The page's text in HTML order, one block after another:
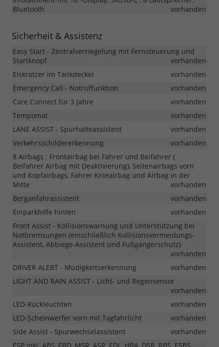
Bluetooth
vorhanden
Sicherheit & Assistenz
Easy Start - Zentralverriegelung mit Fernsteuerung und
Startknopf
vorhanden
Eiskratzer im Tankdeckel
vorhanden
Emergency Call - Notruffunktion
vorhanden
Care Connect für 3 Jahre
vorhanden
Tempomat
vorhanden
LANE ASSIST - Spurhalteassistent
vorhanden
Verkehrsschildererkennung
vorhanden
8 Airbags : Frontairbag bei Fahrer und Beifahrer (
Beifahrer Airbag mit Deaktivierung), Seitenairbags vorn
und Kopfairbags, Fahrer Knieairbag und Airbag in der
Mitte
vorhanden
Berganfahrassistent
vorhanden
Einparkhilfe hinten
vorhanden
Front Assist - Kollisionswarnung und Unterstützung bei
Notbremsungen (einschließlich Kollisionsvermeidungs-
Assistent, Abbiege-Assistent und Fußgängerschutz)
vorhanden
DRIVER ALERT - Müdigkeitserkennung
vorhanden
LIGHT AND RAIN ASSIST - Licht- und Regensensor
vorhanden
LED-Rückleuchten
vorhanden
LED-Scheinwerfer vorn mit Tagfahrlicht
vorhanden
Side Assist - Spurwechselassistent
vorhanden